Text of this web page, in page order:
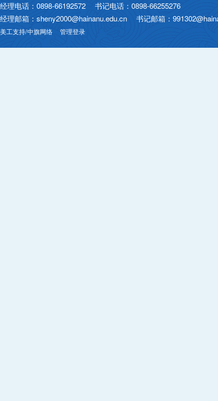
经理电话：0898-66192572 书记电话：0898-66255276
经理邮箱：sheny2000@hainanu.edu.cn 书记邮箱：
美工支持/中旗网络 管理登录